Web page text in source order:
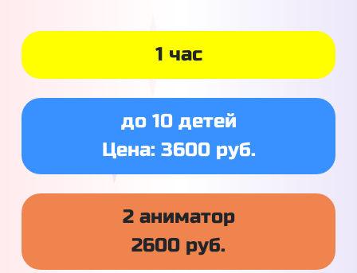
1 час
до 10 детей
Цена: 3600 руб.
2 аниматор
2600 руб.